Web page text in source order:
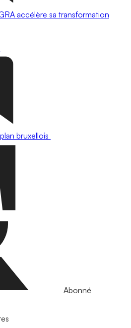
accélère sa transformation
bruxellois
Abonné